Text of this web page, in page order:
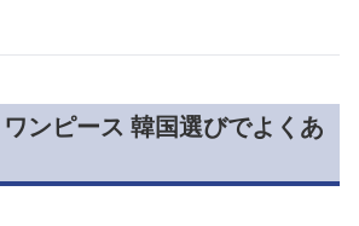
ンピース 韓国選びでよくあ